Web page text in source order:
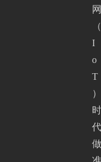
网
（
I
o
T
）
时
代
做